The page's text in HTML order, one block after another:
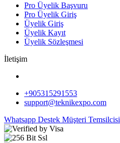
Pro Üyelik Başvuru
Pro Üyelik Giriş
Üyelik Giriş
Üyelik Kayıt
Üyelik Sözleşmesi
İletişim
+905315291553
support@teknikexpo.com
Whatsapp Destek Müşteri Temsilcisi